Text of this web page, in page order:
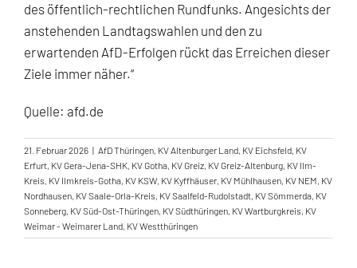
des öffentlich-rechtlichen Rundfunks. Angesichts der
anstehenden Landtagswahlen und den zu
erwartenden AfD-Erfolgen rückt das Erreichen dieser
Ziele immer näher.“
Quelle: afd.de
21. Februar 2026 | AfD Thüringen, KV Altenburger Land, KV Eichsfeld, KV
Erfurt, KV Gera-Jena-SHK, KV Gotha, KV Greiz, KV Greiz-Altenburg, KV Ilm-
Kreis, KV Ilmkreis-Gotha, KV KSW, KV Kyffhäuser, KV Mühlhausen, KV NEM, KV
Nordhausen, KV Saale-Orla-Kreis, KV Saalfeld-Rudolstadt, KV Sömmerda, KV
Sonneberg, KV Süd-Ost-Thüringen, KV Südthüringen, KV Wartburgkreis, KV
Weimar - Weimarer Land, KV Westthüringen